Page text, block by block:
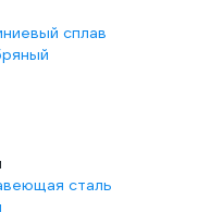
сплав
сталь